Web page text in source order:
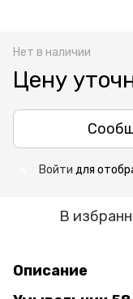
Нет в наличии
Цену
Войти для
В
Описание